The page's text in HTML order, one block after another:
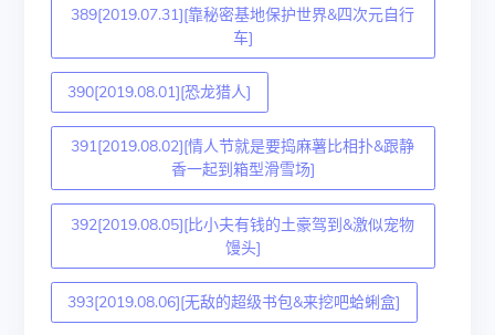
389[2019.07.31][靠秘密基地保护世界&四次元自行
车]
390[2019.08.01][恐龙猎人]
391[2019.08.02][情人节就是要捣麻薯比相扑&跟静
香一起到箱型滑雪场]
392[2019.08.05][比小夫有钱的土豪驾到&激似宠物
馒头]
393[2019.08.06][无敌的超级书包&来挖吧蛤蜊盒]